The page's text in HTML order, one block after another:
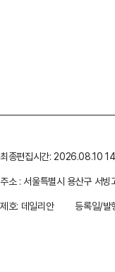
최종편집시간: 2026.08.10
주소 : 서울특별시 용산구 서
제호: 데일리안
등록일/